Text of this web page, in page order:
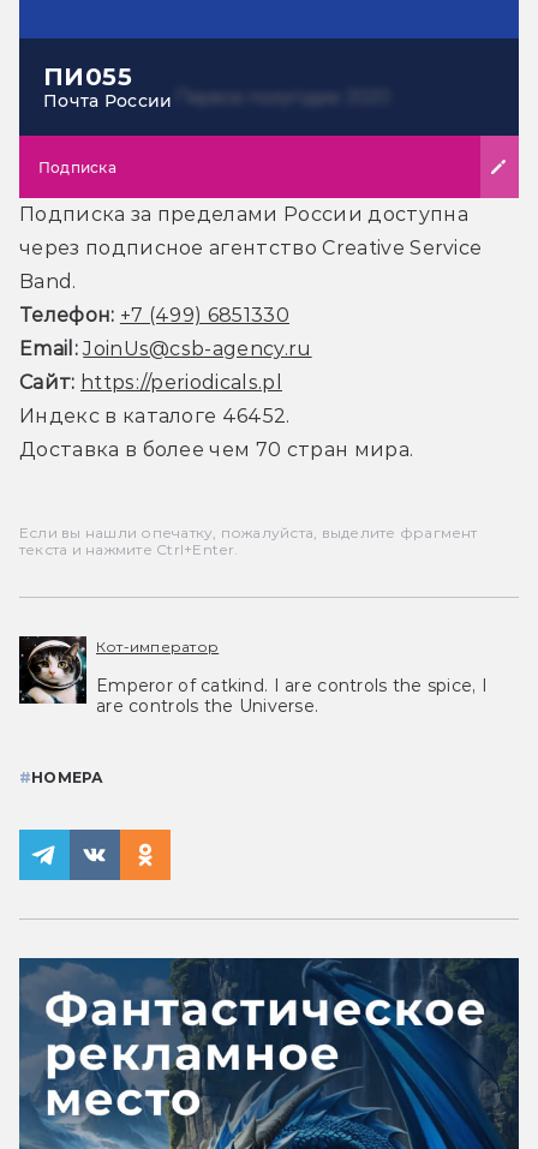
ПИ055
Почта России
Подписка
Подписка за пределами России доступна
через подписное агентство Creative Service
Band.
Телефон: +7 (499) 6851330
Email: JoinUs@csb-agency.ru
Сайт: https://periodicals.pl
Индекс в каталоге 46452.
Доставка в более чем 70 стран мира.
Если вы нашли опечатку, пожалуйста, выделите фрагмент
текста и нажмите Ctrl+Enter.
Кот-император
Emperor of catkind. I are controls the spice, I
are controls the Universe.
#НОМЕРА